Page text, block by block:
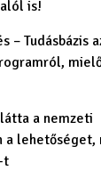
is!
– Tudásbázis
a nemzeti
a lehetőséget,
t